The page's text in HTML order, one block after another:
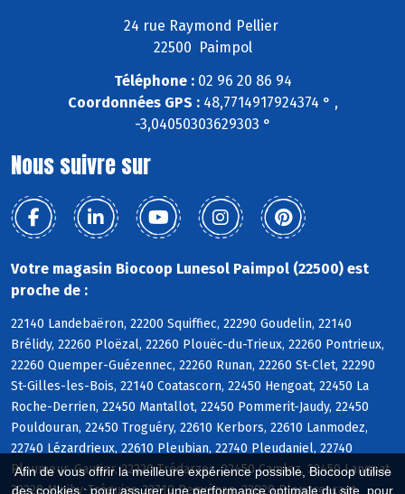
Afin de vous offrir la meilleure expérience possible, Biocoop utilise
des cookies : pour assurer une performance optimale du site, pour
24 rue Raymond Pellier
22500 Paimpol
Téléphone :02 96 20 86 94
Coordonnées GPS :48,7714917924374 ° ,
-3,04050303629303 °
Nous suivre sur
Votre magasin Biocoop Lunesol Paimpol (22500) est
proche de :
22140 Landebaëron, 22200 Squiffiec, 22290 Goudelin, 22140
Brélidy, 22260 Ploëzal, 22260 Plouëc-du-Trieux, 22260 Pontrieux,
22260 Quemper-Guézennec, 22260 Runan, 22260 St-Clet, 22290
St-Gilles-les-Bois, 22140 Coatascorn, 22450 Hengoat, 22450 La
Roche-Derrien, 22450 Mantallot, 22450 Pommerit-Jaudy, 22450
Pouldouran, 22450 Troguéry, 22610 Kerbors, 22610 Lanmodez,
22740 Lézardrieux, 22610 Pleubian, 22740 Pleudaniel, 22740
Pleumeur-Gautier, 22220 Trédarzec, 22450 Camlez, 22450 Langoat,
22220 Minihy-Tréguier, 22710 Penvénan, 22820 Plougrescant